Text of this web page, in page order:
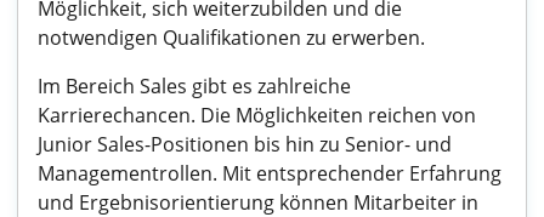
Möglichkeit, sich weiterzubilden und die
notwendigen Qualifikationen zu erwerben.
Im Bereich Sales gibt es zahlreiche
Karrierechancen. Die Möglichkeiten reichen von
Junior Sales-Positionen bis hin zu Senior- und
Managementrollen. Mit entsprechender Erfahrung
und Ergebnisorientierung können Mitarbeiter in